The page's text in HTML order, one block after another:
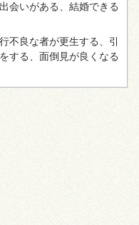
会いがある、結婚できる
不良な者が更生する、引
する、面倒見が良くなる